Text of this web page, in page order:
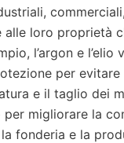
alle loro proprietà
l’argon e
per
e il taglio dei
migliorare la
fonderia e la